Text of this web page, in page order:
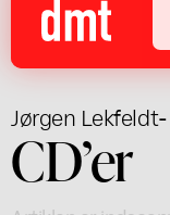
Jørgen Lekfeldt
CD’er